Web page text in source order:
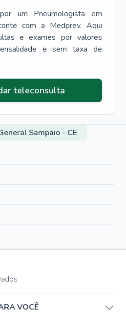
um Pneumologista
em
com a Medprev. Aqui
e exames por valores
e sem taxa de
teleconsulta
Sampaio - CE
VOCÊ